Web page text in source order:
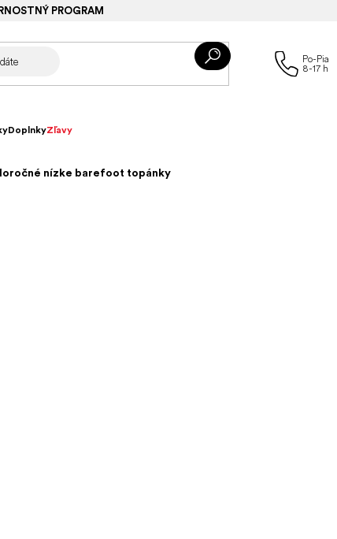
PROGRAM
DoplnkyZľavy
nízke barefoot topánky